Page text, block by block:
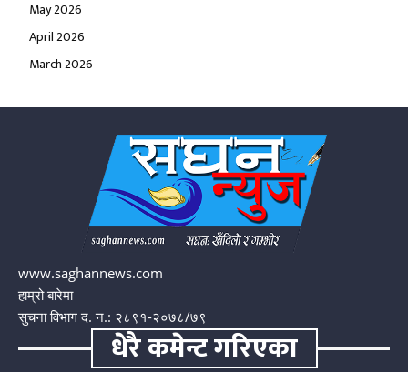
May 2026
April 2026
March 2026
www.saghannews.com
हाम्रो बारेमा
सुचना विभाग द. न.: २८९१-२०७८/७९
धेरै कमेन्ट गरिएका